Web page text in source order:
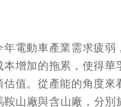
電動車產業需求疲弱
增加的拖累，使得華
值。從產能的角度來
山廠與含山廠，分別